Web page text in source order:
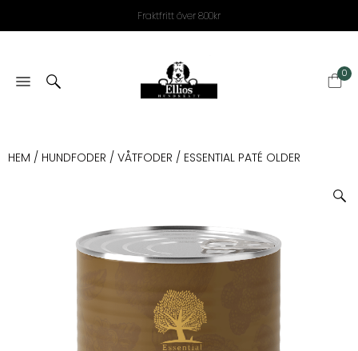
Fraktfritt över 800kr
0
HEM / HUNDFODER / VÅTFODER / ESSENTIAL PATÉ OLDER